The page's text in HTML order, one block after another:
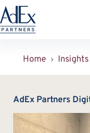
Zum
Inhalt
springen
Home Insights
AdEx Partners